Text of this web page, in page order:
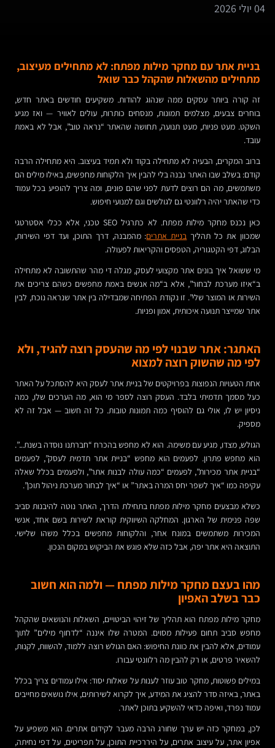
04 יולי 2026
בניית אתר עם מחקר מילות מפתח: לא מתחילים מעיצוב,
מתחילים מהשאלות שהקהל כבר שואל
זה קורה ביותר עסקים ממה שנהוג להודות. משקיעים חודשים באתר חדש,
בוחרים צבעים, מצלמים תמונות, מנסחים כותרות, עולים לאוויר — ואז מגיע
השקט. מעט פניות, מעט תנועה, תחושה שהאתר “נראה טוב”, אבל לא באמת
עובד.
ברוב המקרים, הבעיה לא מתחילה בקוד ולא תמיד בעיצוב. היא מתחילה הרבה
קודם: בשלב שבו האתר נבנה בלי להבין איך הלקוחות מחפשים, באילו מילים הם
משתמשים, מה הם רוצים לדעת לפני שהם פונים, ומה צריך להופיע בכל עמוד
כדי שהאתר יהיה רלוונטי גם לגולשים וגם למנועי חיפוש.
כאן נכנס מחקר מילות מפתח. לא כתרגיל SEO טכני, אלא ככלי אסטרטגי
שמכוון את כל תהליך בניית אתרים: מהמבנה, דרך התוכן, ועד דפי השירות,
הבלוג, דפי הקטגוריה, הטפסים והקריאות לפעולה.
מי ששואל איך בונים אתר מקצועי לעסק, מגלה די מהר שהתשובה לא מתחילה
ב“איזו מערכת לבחור”, אלא ב“מה אנשים באמת מחפשים כשהם צריכים את
השירות או המוצר שלי”. זו נקודת הפתיחה שמבדילה בין אתר שנראה נוכח, לבין
אתר שמייצר תנועה איכותית, אמון ופניות.
האתגר: אתר שבנוי לפי מה שהעסק רוצה להגיד, ולא
לפי מה שהשוק רוצה למצוא
אחת הטעויות הנפוצות בפרויקטים של בניית אתר לעסק היא להסתכל על האתר
כעל מסמך תדמיתי בלבד. העסק רוצה לספר מי הוא, מה הערכים שלו, כמה
ניסיון יש לו, אולי גם להוסיף כמה תמונות טובות. כל זה חשוב — אבל זה לא
מספיק.
הגולש, מצדו, מגיע עם משימה. הוא לא מחפש בהכרח “חברתנו נוסדה בשנת...”.
הוא מחפש פתרון. לפעמים הוא מחפש “בניית אתר תדמית לעסק”, לפעמים
“בניית אתר מכירות”, לפעמים “כמה עולה לבנות אתר”, ולפעמים בכלל שאלה
עקיפה כמו “איך לשפר יחס המרה באתר” או “איך לבחור מערכת ניהול תוכן”.
כשלא מבצעים מחקר מילות מפתח בתחילת הדרך, האתר נוטה להיבנות סביב
שפה פנימית של הארגון. המחלקה השיווקית קוראת לשירות בשם אחד, אנשי
המכירות משתמשים במונח אחר, והלקוחות מחפשים בכלל משהו שלישי.
התוצאה היא אתר יפה, אבל כזה שלא פוגש את הביקוש במקום הנכון.
מהו בעצם מחקר מילות מפתח — ולמה הוא חשוב
כבר בשלב האפיון
מחקר מילות מפתח הוא תהליך של זיהוי הביטויים, השאלות והנושאים שהקהל
מחפש סביב תחום פעילות מסוים. המטרה שלו איננה “לדחוף מילים” לתוך
עמודים, אלא להבין את כוונת החיפוש: האם הגולש רוצה ללמוד, להשוות, לקנות,
להשאיר פרטים, או רק להבין מה רלוונטי עבורו.
במילים פשוטות, מחקר טוב עוזר לענות על שאלות יסוד: אילו עמודים צריך בכלל
באתר, באיזה סדר להציג את המידע, איך לקרוא לשירותים, אילו נושאים מחייבים
עמוד נפרד, ואיפה כדאי להשקיע בתוכן לאתר.
לכן, במחקר כזה יש ערך שחורג הרבה מעבר לקידום אתרים. הוא משפיע על
אפיון אתר, על עיצוב אתרים, על היררכיית התוכן, על תפריטים, על דפי נחיתה,